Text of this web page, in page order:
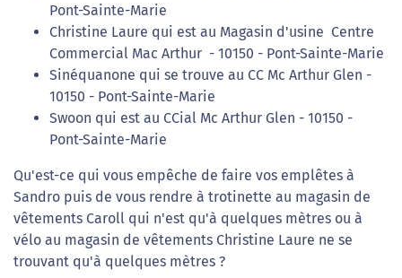
Pont-Sainte-Marie
Christine Laure qui est au Magasin d'usine Centre
Commercial Mac Arthur - 10150 - Pont-Sainte-Marie
Sinéquanone qui se trouve au CC Mc Arthur Glen -
10150 - Pont-Sainte-Marie
Swoon qui est au CCial Mc Arthur Glen - 10150 -
Pont-Sainte-Marie
Qu'est-ce qui vous empêche de faire vos emplêtes à
Sandro puis de vous rendre à trotinette au magasin de
vêtements Caroll qui n'est qu'à quelques mètres ou à
vélo au magasin de vêtements Christine Laure ne se
trouvant qu'à quelques mètres ?